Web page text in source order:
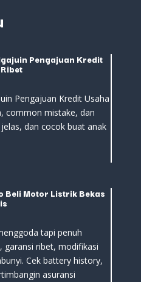
Pengajuan Kredit
Pengajuan Kredit Usaha
common mistake, dan
dan cocok buat anak
Beli Motor Listrik Bekas
tapi penuh
garansi ribet, modifikasi
Cek battery history,
asuransi